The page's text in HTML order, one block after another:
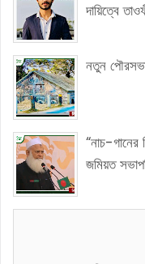
দায়িত্বে
নতুন
“নাচ-গানের
জমিয়ত